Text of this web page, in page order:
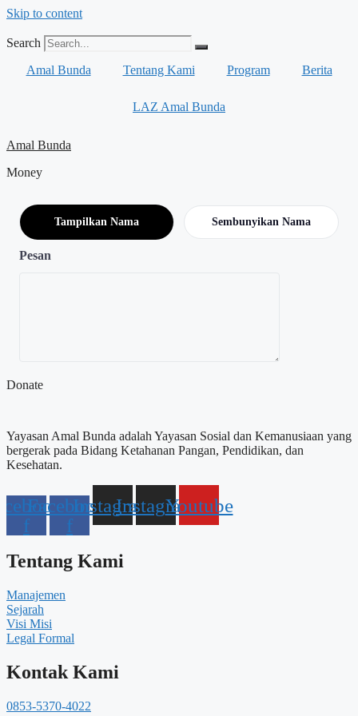
Skip to content
Search
Amal Bunda
Tentang Kami Program Berita
LAZ Amal Bunda
Amal Bunda
Money
Tampilkan Nama Sembunyikan Nama
Pesan
Donate
Yayasan Amal Bunda adalah Yayasan Sosial dan Kemanusiaan yang
bergerak pada Bidang Ketahanan Pangan, Pendidikan, dan
Kesehatan.
f
Facebook-
f
InstagramInstagramYoutube
Tentang Kami
Manajemen
Sejarah
Visi Misi
Legal Formal
Kontak Kami
0853-5370-4022